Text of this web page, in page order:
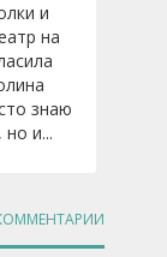
и
на
знаю
и...